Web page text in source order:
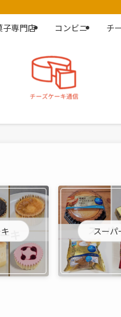
子専門店 コンビニ チ
スーパ